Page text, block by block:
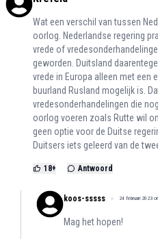
Wat een verschil van tussen
oorlog. Nederlandse regering
vrede of
geworden. Duitsland
vrede in Europa alleen met
buurland Rusland mogelijk is.
vredesonderhandelingen die
oorlog voeren zoals Rutte wil
geen optie voor de Duitse
Duitsers iets geleerd van de
18+ Antwoord
koos-sssss 24 februari 2023
Mag het hopen!